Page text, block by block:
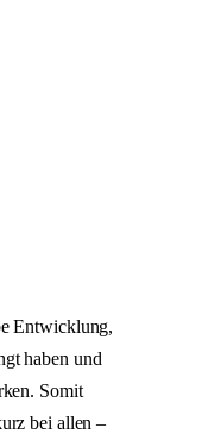
Entwicklung,
haben und
Somit
bei allen –